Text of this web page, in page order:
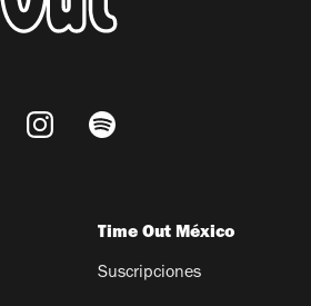
Time Out México
Suscripciones